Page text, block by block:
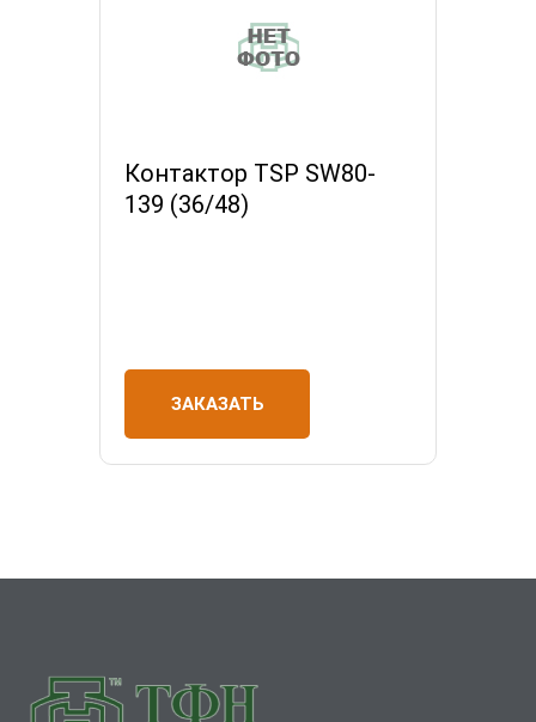
Контактор TSP SW80-
139 (36/48)
ЗАКАЗАТЬ